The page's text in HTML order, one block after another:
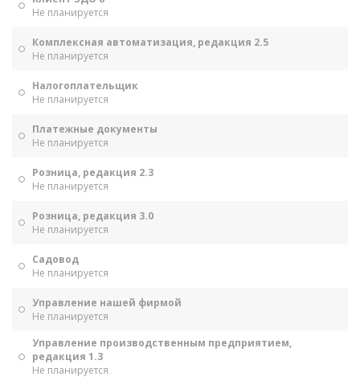
Не планируется
Комплексная автоматизация, редакция 2.5
Не планируется
Налогоплательщик
Не планируется
Платежные документы
Не планируется
Розница, редакция 2.3
Не планируется
Розница, редакция 3.0
Не планируется
Садовод
Не планируется
Управление нашей фирмой
Не планируется
Управление производственным предприятием,
редакция 1.3
Не планируется